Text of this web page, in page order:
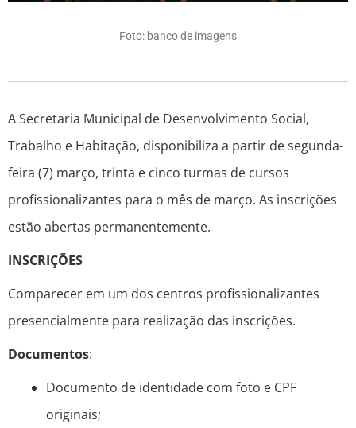
Foto: banco de imagens
A Secretaria Municipal de Desenvolvimento Social,
Trabalho e Habitação, disponibiliza a partir de segunda-
feira (7) março, trinta e cinco turmas de cursos
profissionalizantes para o mês de março. As inscrições
estão abertas permanentemente.
INSCRIÇÕES
Comparecer em um dos centros profissionalizantes
presencialmente para realização das inscrições.
Documentos:
Documento de identidade com foto e CPF
originais;